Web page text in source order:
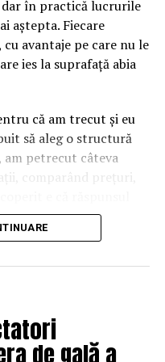
dar în practică lucrurile
aștepta. Fiecare
avantaje pe care nu le
ies la suprafață abia
că am trecut și eu
să aleg o structură
petrecut câteva
comparând prețuri,
de cât de des muți
ai de înfruntat.
decât
de gală a